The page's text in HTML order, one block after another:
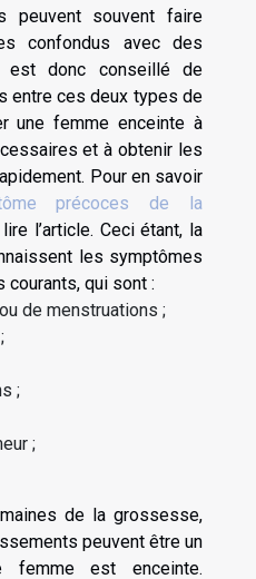
peuvent souvent faire
confondus avec des
donc conseillé de
entre ces deux types de
une femme enceinte à
et à obtenir les
Pour en savoir
précoces de la
l’article. Ceci étant, la
les symptômes
qui sont :
de menstruations ;
;
;
de la grossesse,
peuvent être un
femme est enceinte.